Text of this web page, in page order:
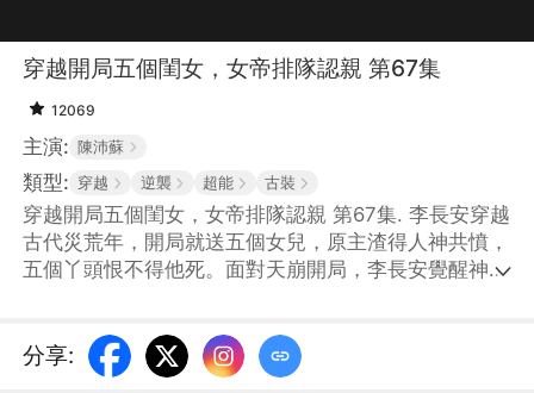
穿越開局五個閨女，女帝排隊認親 第67集
12069
主演: 陳沛蘇
類型: 穿越 逆襲 超能 古裝
穿越開局五個閨女，女帝排隊認親 第67集. 李長安穿越
古代災荒年，開局就送五個女兒，原主渣得人神共憤，
五個丫頭恨不得他死。面對天崩開局，李長安覺醒神級
想，有一天，五個女兒的孃親們陸陸續續的尋了過來，
而且每個都大有來頭！
分享: